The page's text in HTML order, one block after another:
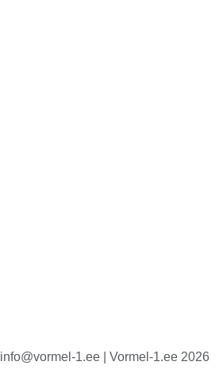
info@vormel-1.ee | Vormel-1.ee 2026